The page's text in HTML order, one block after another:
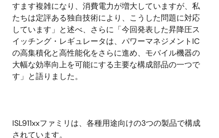
すます複雑になり、消費電力が増大していますが、私
たちは定評ある独自技術により、こうした問題に対応
しています」と述べ、さらに「今回発表した昇降圧ス
イッチング・レギュレータは、パワーマネジメントIC
の高集積化と高性能化をさらに進め、モバイル機器の
大幅な効率向上を可能にする主要な構成部品の一つで
す」と語りました。
ISL911xxファミリは、各種用途向けの3つの製品で構成
されています。